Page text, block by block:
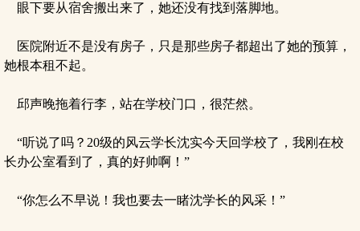
眼下要从宿舍搬出来了，她还没有找到落脚地。
医院附近不是没有房子，只是那些房子都超出了她的预算，
她根本租不起。
邱声晚拖着行李，站在学校门口，很茫然。
“听说了吗？20级的风云学长沈实今天回学校了，我刚在校
长办公室看到了，真的好帅啊！”
“你怎么不早说！我也要去一睹沈学长的风采！”